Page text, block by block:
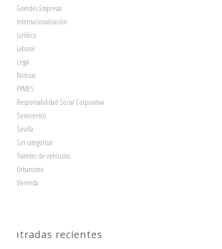
Grandes Empresas
Internacionalización
Jurídico
Laboral
Legal
Noticias
PYMES
Responsabilidad Social Corporativa
Servicentro
Sevilla
Sin categorizar
Trámites de vehículos
Urbanismo
Vivienda
Entradas recientes